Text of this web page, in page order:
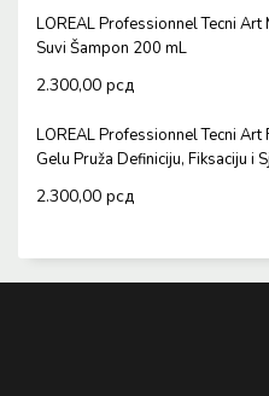
LOREAL Professionnel Tecni
Suvi Šampon 200 mL
2.300,00 рсд
LOREAL Professionnel Tecni Art
Gelu Pruža Definiciju, Fiksaciju i
2.300,00 рсд